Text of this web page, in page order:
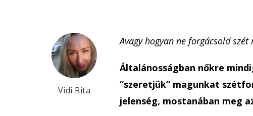
Vidi Rita
Avagy hogyan ne forgácsold szét
Általánosságban nőkre
“szeretjük” magunkat
jelenség, mostanában meg